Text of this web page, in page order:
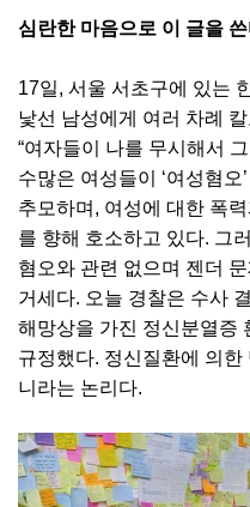
심란한 마음으로 이 글을
17일, 서울 서초구에 있는
낯선 남성에게 여러 차례
“여자들이 나를 무시해서
수많은 여성들이 ‘여성혐
추모하며, 여성에 대한 폭
를 향해 호소하고 있다. 그
혐오와 관련 없으며 젠더
거세다. 오늘 경찰은 수사
해망상을 가진 정신분열증
규정했다. 정신질환에 의
니라는 논리다.